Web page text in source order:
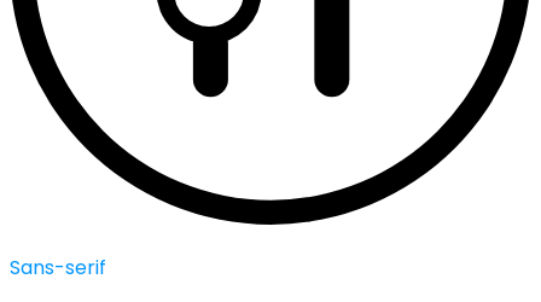
Sans-serif